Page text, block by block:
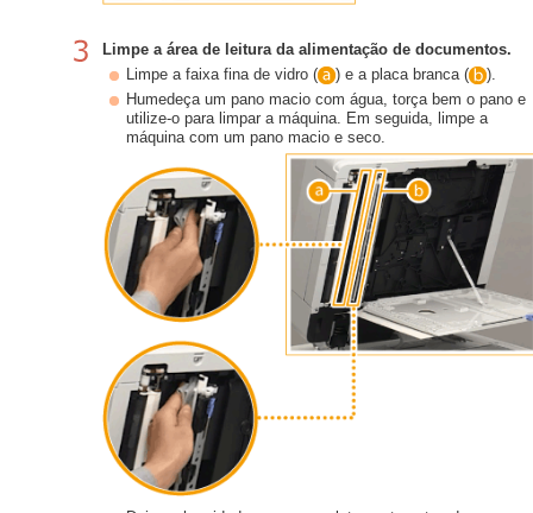
Limpe a área de leitura da alimentação de documentos.
Limpe a faixa fina de vidro (
) e a placa branca (
).
Humedeça um pano macio com água, torça bem o pano e
utilize-o para limpar a máquina. Em seguida, limpe a
máquina com um pano macio e seco.